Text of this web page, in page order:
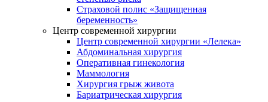
Страховой полис «Защищенная
беременность»
Центр современной хирургии
Центр современной хирургии «Лелека»
Абдоминальная хирургия
Оперативная гинекология
Маммология
Хирургия грыж живота
Бариатрическая хирургия